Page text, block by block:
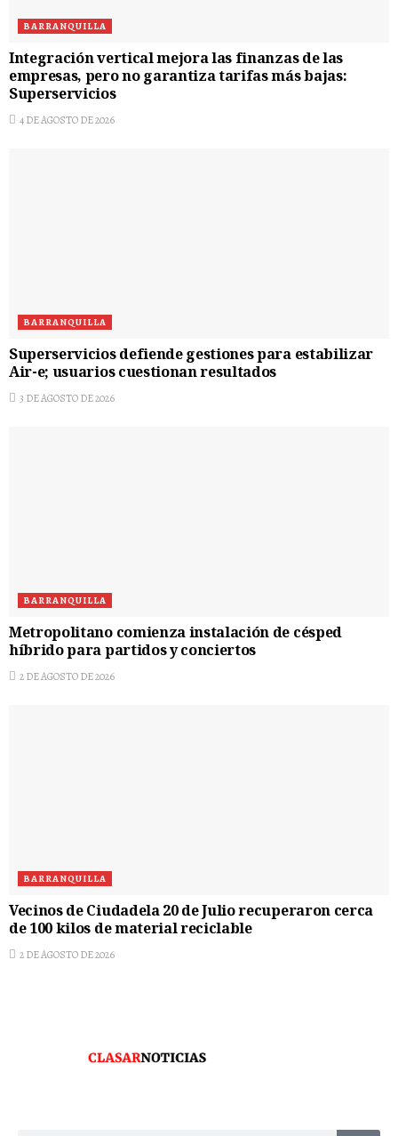
BARRANQUILLA
Integración vertical mejora las finanzas de las
empresas, pero no garantiza tarifas más bajas:
Superservicios
4 DE AGOSTO DE 2026
BARRANQUILLA
Superservicios defiende gestiones para estabilizar
Air-e; usuarios cuestionan resultados
3 DE AGOSTO DE 2026
BARRANQUILLA
Metropolitano comienza instalación de césped
híbrido para partidos y conciertos
2 DE AGOSTO DE 2026
BARRANQUILLA
Vecinos de Ciudadela 20 de Julio recuperaron cerca
de 100 kilos de material reciclable
2 DE AGOSTO DE 2026